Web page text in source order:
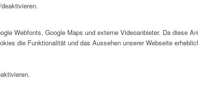
Webfonts, Google Maps und externe Videoanbieter. Da diese
die Funktionalität und das Aussehen unserer Webseite